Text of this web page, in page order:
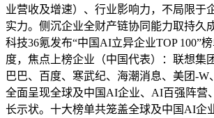
业营收及增速）、行业影响力，不局限于
实力。侧沉企业全财产链协同能力取持久
科技36氪发布“中国AI立异企业TOP 100”
度，焦点上榜企业（中国代表）：联想集
巴巴、百度、寒武纪、海潮消息、美团-W
全面呈现全球及中国AI企业、AI百强阵营
长示状。十大榜单共笼盖全球及中国AI企